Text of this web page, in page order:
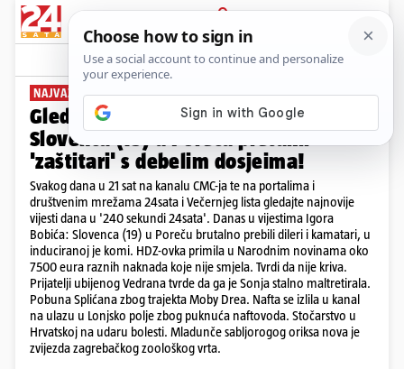
PRIJAVA
News Komentari
NAJVAŽNIJE VIJESTI DANA
Gledajte '240 sekundi' 24sata:
Slovenca (19) u Poreču pretukli
'zaštitari' s debelim dosjeima!
Svakog dana u 21 sat na kanalu CMC-ja te na portalima i
društvenim mrežama 24sata i Večernjeg lista gledajte najnovije
vijesti dana u '240 sekundi 24sata'. Danas u vijestima Igora
Bobića: Slovenca (19) u Poreču brutalno prebili dileri i kamatari, u
induciranoj je komi. HDZ-ovka primila u Narodnim novinama oko
7500 eura raznih naknada koje nije smjela. Tvrdi da nije kriva.
Prijatelji ubijenog Vedrana tvrde da ga je Sonja stalno maltretirala.
Pobuna Splićana zbog trajekta Moby Drea. Nafta se izlila u kanal
na ulazu u Lonjsko polje zbog puknuća naftovoda. Stočarstvo u
Hrvatskoj na udaru bolesti. Mladunče sabljorogog oriksa nova je
zvijezda zagrebačkog zoološkog vrta.